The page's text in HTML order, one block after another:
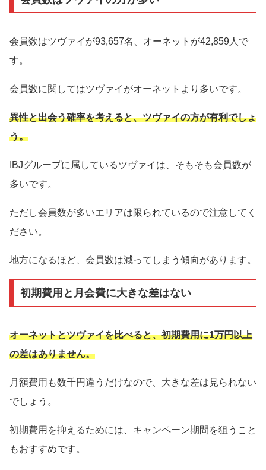
会員数はツヴァイが93,657名、オーネットが42,859人で
す。
会員数に関してはツヴァイがオーネットより多いです。
異性と出会う確率を考えると、ツヴァイの方が有利でしょ
う。
IBJグループに属しているツヴァイは、そもそも会員数が
多いです。
ただし会員数が多いエリアは限られているので注意してく
ださい。
地方になるほど、会員数は減ってしまう傾向があります。
初期費用と月会費に大きな差はない
オーネットとツヴァイを比べると、初期費用に1万円以上
の差はありません。
月額費用も数千円違うだけなので、大きな差は見られない
でしょう。
初期費用を抑えるためには、キャンペーン期間を狙うこと
もおすすめです。